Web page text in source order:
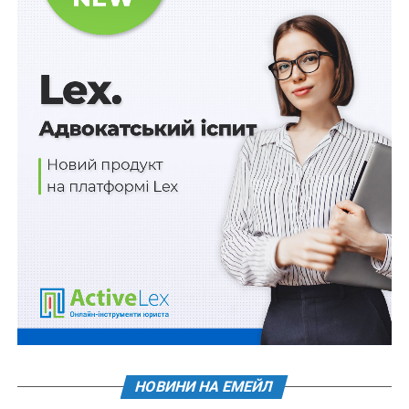
2) затримання адвоката під час або відразу ж після
вчинення тяжкого або особливо тяжкого злочину,
якщо таке затримання є необхідним для
попередження вчинення злочину, відвернення чи
попередження наслідків злочину або забезпечення
збереження доказів цього злочину.
Адвокат має бути негайно звільнений, якщо мета
такого затримання (попередження вчинення злочину,
відвернення чи попередження наслідків злочину або
забезпечення збереження доказів цього злочину)
Також зверніть увагу наПравові позиції
Верховного Суду щодо кримінальних
правопорушень, пов’язаних з війною,
Воєнний стан. Всі нормативні матеріали,
НОВИНИ НА ЕМЕЙЛ